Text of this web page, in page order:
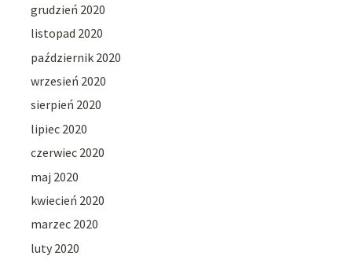
grudzień 2020
listopad 2020
październik 2020
wrzesień 2020
sierpień 2020
lipiec 2020
czerwiec 2020
maj 2020
kwiecień 2020
marzec 2020
luty 2020